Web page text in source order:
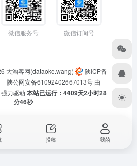
微信服务号 微信订阅号
大淘客网(dataoke.wang)
陕ICP备
陕公网安备61092402667013号由
强力驱动 本站已运行：4409天2小时28
分46秒
投稿 我的